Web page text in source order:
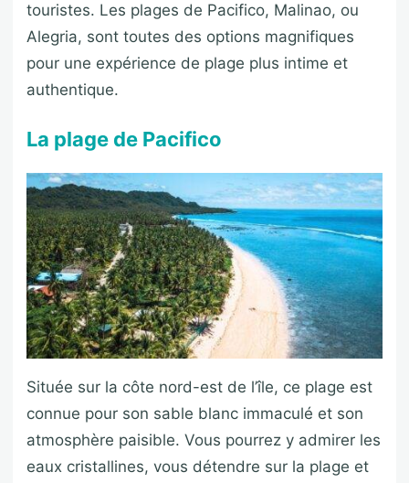
touristes. Les plages de Pacifico, Malinao, ou
Alegria, sont toutes des options magnifiques
pour une expérience de plage plus intime et
authentique.
La plage de Pacifico
Située sur la côte nord-est de l’île, ce plage est
connue pour son sable blanc immaculé et son
atmosphère paisible. Vous pourrez y admirer les
eaux cristallines, vous détendre sur la plage et